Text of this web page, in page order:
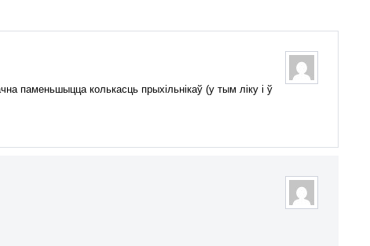
паменьшыцца колькасць прыхільнікаў (у тым ліку і ў